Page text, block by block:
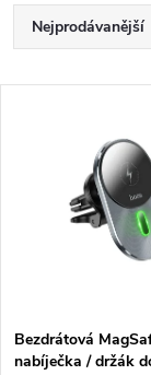
Ř
a
p
Nejprodávanější
Abecedně
s
Bezdrátová
nabíječka / držák